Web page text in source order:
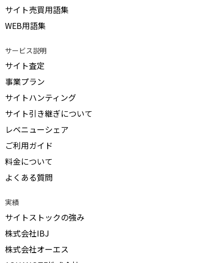
サイト売買用語集
WEB用語集
サービス説明
サイト査定
事業プラン
サイトハンティング
サイト引き継ぎについて
レベニューシェア
ご利用ガイド
料金について
よくある質問
実績
サイトストックの強み
株式会社IBJ
株式会社オーエス